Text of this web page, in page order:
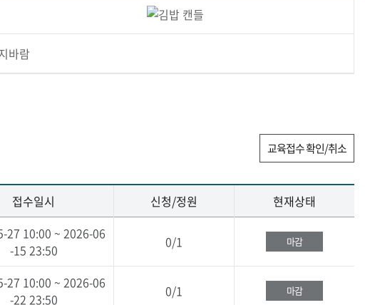
바람
교육접수 확인/취소
접수일시 신청/정원 현재상태
27 10:00 ~ 2026-06
-15 23:50
0/1 마감
27 10:00 ~ 2026-06
-22 23:50
0/1 마감